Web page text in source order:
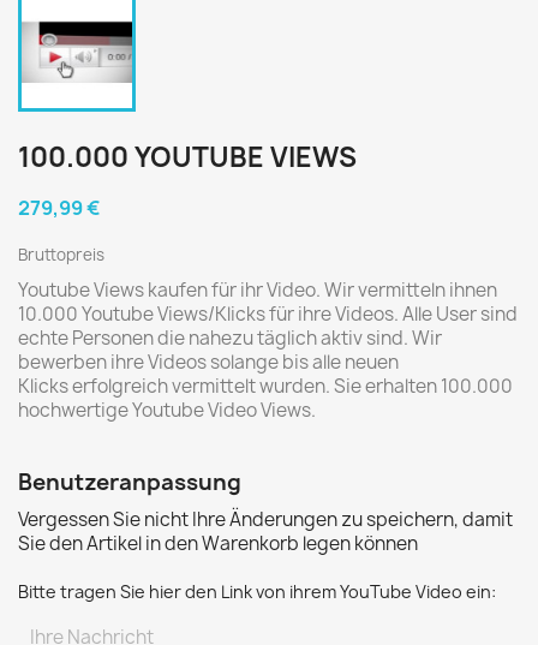
100.000 YOUTUBE VIEWS
279,99 €
Bruttopreis
Youtube Views kaufen für ihr Video. Wir vermitteln ihnen
10.000 Youtube Views/Klicks für ihre Videos. Alle User sind
echte Personen die nahezu täglich aktiv sind. Wir
bewerben ihre Videos solange bis alle neuen
Klicks erfolgreich vermittelt wurden. Sie erhalten 100.000
hochwertige Youtube Video Views.
Benutzeranpassung
Vergessen Sie nicht Ihre Änderungen zu speichern, damit
Sie den Artikel in den Warenkorb legen können
Bitte tragen Sie hier den Link von ihrem YouTube Video ein: